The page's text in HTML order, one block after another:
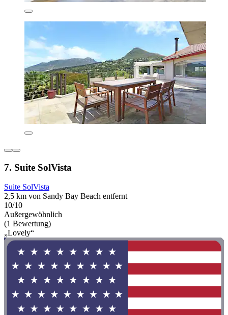
7. Suite SolVista
Suite SolVista
2,5 km von Sandy Bay Beach entfernt
10/10
Außergewöhnlich
(1 Bewertung)
„Lovely“